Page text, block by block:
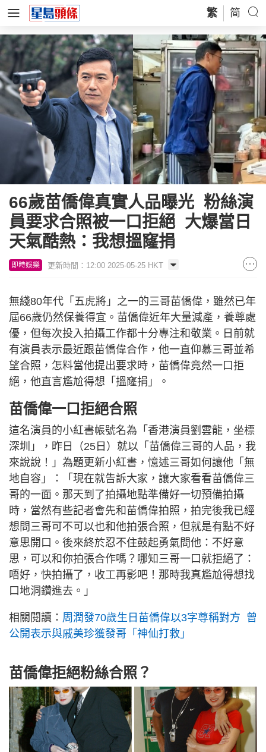
繁 简
66歲苗僑偉真實人品曝光 粉絲演
員要求合照被一口拒絕 大爆當日
天氣酷熱：我想搵窿捐
即時娛樂 更新時間：12:00 2025-05-25 HKT
無綫80年代「五虎將」之一的三哥苗僑偉，雖然已年
屆66歲仍然保養得宜。苗僑偉近年大量減產，養尊處
優，但每次投入拍攝工作都十分專注和敬業。日前就
有演員表示最近跟苗僑偉合作，他一直仰慕三哥並希
望合照，怎料當他提出要求時，苗僑偉竟然一口拒
絕，他直言尷尬得想「搵窿捐」。
苗僑偉一口拒絕合照
這名演員的小紅書帳號名為「香港演員劉雲龍，坐標
深圳」，昨日（25日）就以「苗僑偉三哥的人品，我
來說說！」為題更新小紅書，憶述三哥如何讓他「無
地自容」：「現在就告訴大家，讓大家看看苗僑偉三
哥的一面。那天到了拍攝地點準備好一切預備拍攝
時，當然有些記者會先和苗僑偉拍照，拍完後我已經
想問三哥可不可以也和他拍張合照，但就是有點不好
意思開口。後來終於忍不住鼓起勇氣問他：不好意
思，可以和你拍張合作嗎？哪知三哥一口就拒絕了：
唔好，快拍攝了，收工再影吧！那時我真尷尬得想找
口地洞鑽進去。」
相關閱讀： 周潤發70歲生日苗僑偉以3字尊稱對方 曾
公開表示與戚美珍獲發哥「神仙打救」
苗僑偉拒絕粉絲合照？